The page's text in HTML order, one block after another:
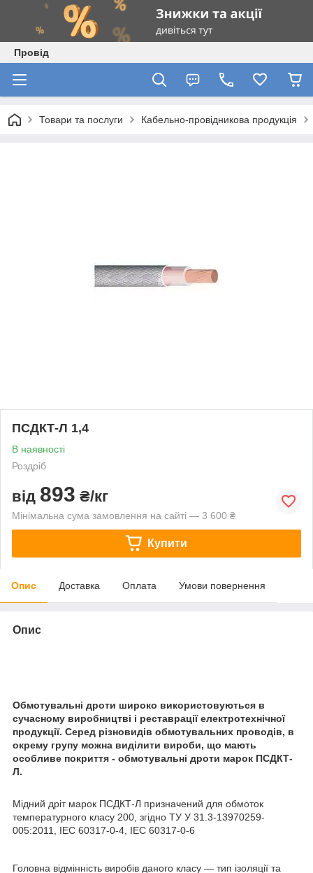
Провід
Товари та послуги Кабельно-провідникова продукція
ПСДКТ-Л 1,4
В наявності
Роздріб
від 893 ₴/кг
Мінімальна сума замовлення на сайті — 3 600 ₴
Купити
Опис Доставка Оплата Умови повернення
Опис
Обмотувальні дроти широко використовуються в
сучасному виробництві і реставрації електротехнічної
продукції. Серед різновидів обмотувальних проводів, в
окрему групу можна виділити вироби, що мають
особливе покриття - обмотувальні дроти марок ПСДКТ-
Л.
Мідний дріт марок ПСДКТ-Л призначений для обмоток
температурного класу 200, згідно ТУ У 31.3-13970259-
005:2011, IEC 60317-0-4, IEC 60317-0-6
Головна відмінність виробів даного класу — тип ізоляції та